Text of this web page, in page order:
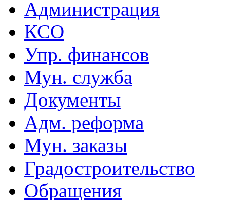
Администрация
КСО
Упр. финансов
Мун. служба
Документы
Адм. реформа
Мун. заказы
Градостроительство
Обращения